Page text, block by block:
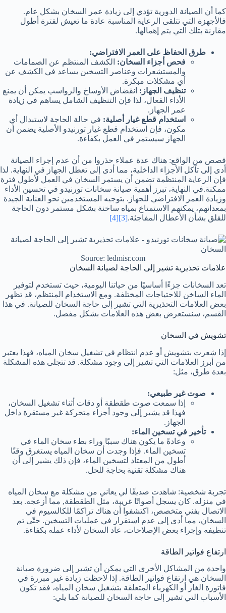
كما أن الصيانة الدورية تؤدي إلى زيادة عمر السخان بشكل عام.
فالأجهزة التي تتلقى الرعاية المناسبة عادة ما تعيش لفترة أطول
مقارنة بتلك التي يتم إهمالها.
طرق الحفاظ على العمر الافتراضي:
فحص أجزاء السخان: الكشف المنتظم عن الصمامات
والمستشعرات وعناصر التسخين يساعد في الكشف عن
أي مشكلات مبكرة.
تنظيف الجهاز: انقضاض الأوساخ والرواسب يمكن أن يمنع
الأداء الفعال، لذا فإن التنظيف الشامل يساهم في زيادة
عمر الجهاز.
استخدام قطع غيار أصلية: في حالة الحاجة لاستبدال أي
مكون، فإن استخدام قطع غيار تورنيدو الأصلية يضمن أن
الجهاز سيستمر في العمل بكفاءة.
قصص من الواقع: هناك عدة عملاء حذروا من أن عدم إجراء الصيانة
أدى إلى تآكل الأجزاء الداخلية، مما أدى إلى تعطل الجهاز في النهاية. لذا
فإن الرعاية المنتظمة تضمن أن يستمر السخان في العمل لأطول فترة
ممكنة.في النهاية، تبرز أهمية صيانة سخانات تورنيدو في تحسين الأداء
وزيادة العمر الافتراضي للجهاز. بتوجيه المستخدمين نحو العناية الجيدة
بمعداتهم، يمكنهم الاستمتاع بمياه ساخنة بشكل مستمر دون الحاجة
للقلق بشأن الأعطال المفاجئة.[3]
[4]
Source: ledmisr.com
علامات تحذيرية تشير إلى الحاجة لصيانة السخان
تعد السخانات جزءًا أساسيًا من حياتنا اليومية، حيث تستخدم لتوفير
الماء الساخن للاحتياجات المختلفة. ومع الاستخدام المنتظم، قد تظهر
بعض العلامات التحذيرية التي تشير إلى حاجة السخان للصيانة. في هذا
القسم، سنستعرض بعض هذه العلامات بشكل مفصل.
تشويش في السخان
إذا شعرت بتشويش أو عدم انتظام في تشغيل سخان المياه، فهذا يعتبر
من أبرز العلامات التي تشير إلى وجود مشكلة. قد تتجلى هذه المشكلة
بعدة طرق، مثل:
صوت غير طبيعي:
إذا سمعت صوت طقطقة أو دقات أثناء تشغيل السخان،
فهذا قد يشير إلى وجود أجزاء متحركة غير مستقرة داخل
الجهاز.
تأخير في تسخين الماء:
وعادةً ما يكون هناك سببًا وراء بطء سخان الماء في
تسخين الماء. فإذا وجدت أن سخان المياه يستغرق وقتًا
أطول من المعتاد لتسخين الماء، فإن ذلك يشير إلى أن
هناك مشكلة تقنية بحاجة للحل.
تجربة شخصية: شاهدت صديقًا لي يعاني من مشكلة مع سخان المياه
في منزله. كان يسجل أصواتًا غريبة، مثل الطقطقة, مما أزعجه. بعد
الاتصال بفني متخصص، اكتشفوا أن هناك تراكمًا للكالسيوم في
السخان، مما أدى إلى عدم استقرار في عمليات التسخين. حتّى تم
تنظيفه وإجراء بعض الإصلاحات، عاد السخان لأداء عمله بكفاءة.
ارتفاع فواتير الطاقة
واحدة من المشاكل الأخرى التي يمكن أن تشير إلى ضرورة صيانة
السخان هي ارتفاع فواتير الطاقة. إذا لاحظت زيادة غير مبررة في
فاتورة الغاز أو الكهرباء المتعلقة بتشغيل سخان المياه، فقد تكون
الأسباب التي تشير إلى حاجة السخان للصيانة كما يلي: